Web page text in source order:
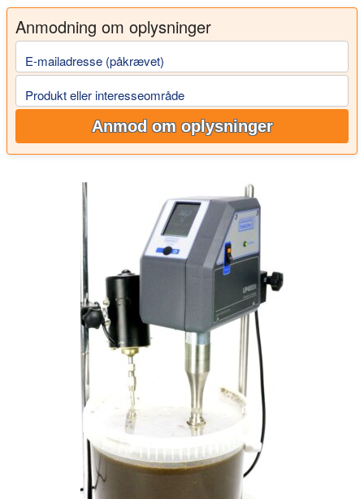
Anmodning om oplysninger
E-mailadresse (påkrævet)
Produkt eller interesseområde
Anmod om oplysninger